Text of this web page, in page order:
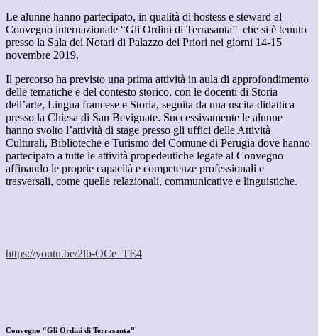
Le alunne hanno partecipato, in qualità di hostess e steward al
Convegno internazionale “Gli Ordini di Terrasanta” che si è tenuto
presso la Sala dei Notari di Palazzo dei Priori nei giorni 14-15
novembre 2019.
Il percorso ha previsto una prima attività in aula di approfondimento
delle tematiche e del contesto storico, con le docenti di Storia
dell’arte, Lingua francese e Storia, seguita da una uscita didattica
presso la Chiesa di San Bevignate. Successivamente le alunne
hanno svolto l’attività di stage presso gli uffici delle Attività
Culturali, Biblioteche e Turismo del Comune di Perugia dove hanno
partecipato a tutte le attività propedeutiche legate al Convegno
affinando le proprie capacità e competenze professionali e
trasversali, come quelle relazionali, communicative e linguistiche.
https://youtu.be/2lb-OCe_TE4
Convegno “Gli Ordini di Terrasanta”